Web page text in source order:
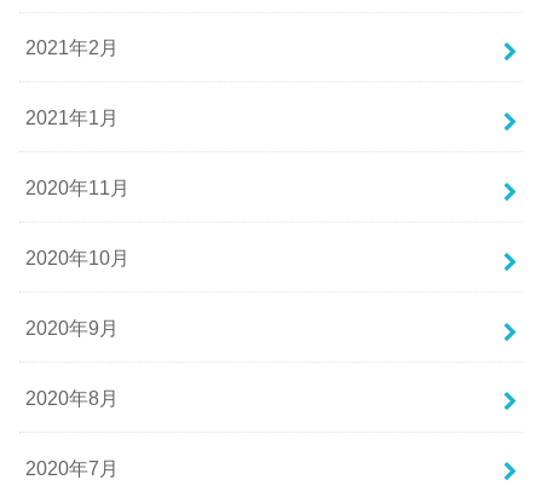
2021年2月
2021年1月
2020年11月
2020年10月
2020年9月
2020年8月
2020年7月